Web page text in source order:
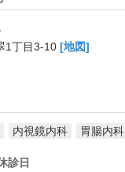
1丁目3-10 [地図]
内視鏡内科 胃腸内科
診日